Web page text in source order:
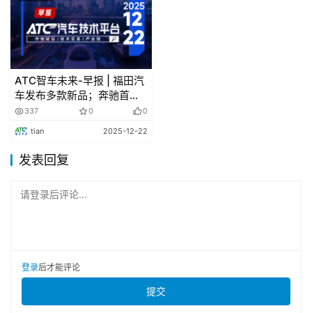
技术变革
比亚迪推进L3量产内测 已完成15万公里验证
比亚迪已联合深圳市交通局等部门，在深圳开启面向量
产的L3级自动驾驶全面内测，目前已完成超过15万公里的
快速路，兼顾雨天、夜间、施工等场景工况。比亚迪于
2024年成为国家四部门首批L3级自动驾驶准入及上路通行
驶的下一阶段
联想集团表示，联想与英飞凌技术公司正在加紧合作，
ATC智车未来-早报 | 福田汽
车发布多款新品；奔驰首席
设计师离职
337 0 0
tian 2025-12-22
发表回复
请登录后评论...
登录后才能评论
提交